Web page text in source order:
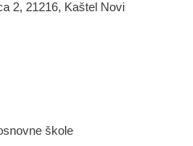
2, 21216, Kaštel Novi
škole